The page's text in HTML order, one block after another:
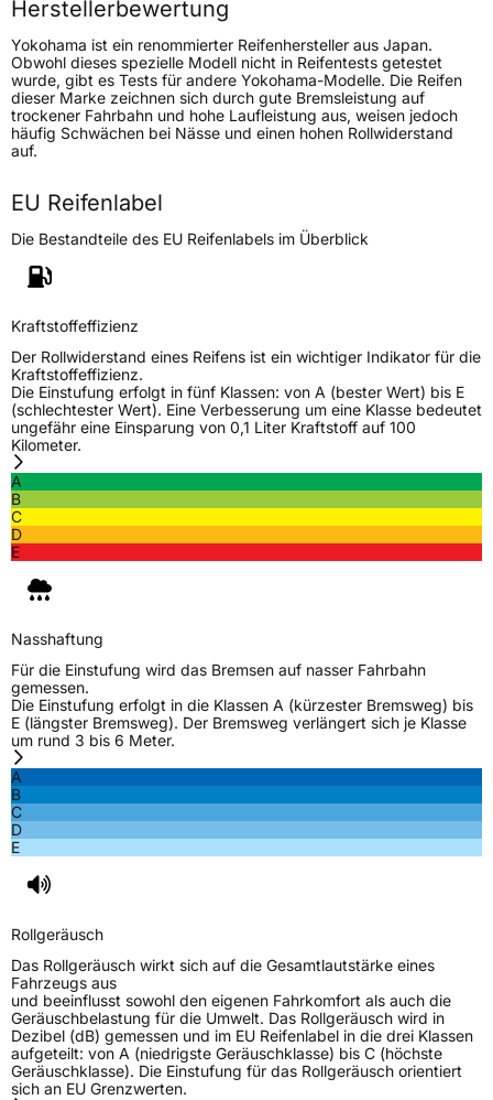
Höchstlast850 kg
Gewicht (in kg)
Generelle Merkmale
FahrzeugtypPKW
Verwendung
Modellname
Advan DB V552
Weitere Eigenschaften
SchlauchtypTL
ZustandNeureifen
Felgenschutz RPB
EU Label
EffizienzC
Nasshaftung
Rollgeräusch (dB)71
FahrzeugklasseC1
Allgemeine Produktsicherheit (GPSR)
Herstellerkontakt
www.yokohama.eu
Herstellerbewertung
Yokohama ist ein renommierter Reifenhersteller aus Japan.
Obwohl dieses spezielle Modell nicht in Reifentests getestet
wurde, gibt es Tests für andere Yokohama-Modelle. Die Reifen
dieser Marke zeichnen sich durch gute Bremsleistung auf
trockener Fahrbahn und hohe Laufleistung aus, weisen jedoch
häufig Schwächen bei Nässe und einen hohen Rollwiderstand
auf.
EU Reifenlabel
Die Bestandteile des EU Reifenlabels im Überblick
Kraftstoffeffizienz
Der Rollwiderstand eines Reifens ist ein wichtiger Indikator für die
Kraftstoffeffizienz.
Die Einstufung erfolgt in fünf Klassen: von A (bester Wert) bis E
(schlechtester Wert). Eine Verbesserung um eine Klasse bedeutet
ungefähr eine Einsparung von 0,1 Liter Kraftstoff auf 100
Kilometer.
A
B
C
D
E
Nasshaftung
Für die Einstufung wird das Bremsen auf nasser Fahrbahn
gemessen.
Die Einstufung erfolgt in die Klassen A (kürzester Bremsweg) bis
E (längster Bremsweg). Der Bremsweg verlängert sich je Klasse
um rund 3 bis 6 Meter.
A
B
C
D
E
Rollgeräusch
Das Rollgeräusch wirkt sich auf die Gesamtlautstärke eines
Fahrzeugs aus
und beeinflusst sowohl den eigenen Fahrkomfort als auch die
Geräuschbelastung für die Umwelt. Das Rollgeräusch wird in
Dezibel (dB) gemessen und im EU Reifenlabel in die drei Klassen
aufgeteilt: von A (niedrigste Geräuschklasse) bis C (höchste
Geräuschklasse). Die Einstufung für das Rollgeräusch orientiert
sich an EU Grenzwerten.